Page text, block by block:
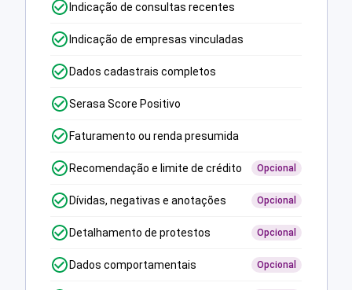
Indicação de consultas recentes
Indicação de empresas vinculadas
Dados cadastrais completos
Serasa Score Positivo
Faturamento ou renda presumida
Recomendação e limite de crédito Opcional
Dívidas, negativas e anotações Opcional
Detalhamento de protestos Opcional
Dados comportamentais Opcional